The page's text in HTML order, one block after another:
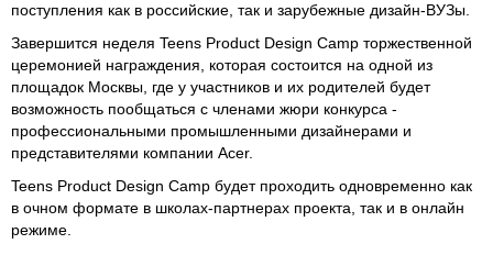
поступления как в российские, так и зарубежные дизайн-ВУЗы.
Завершится неделя Teens Product Design Camp торжественной
церемонией награждения, которая состоится на одной из
площадок Москвы, где у участников и их родителей будет
возможность пообщаться с членами жюри конкурса -
профессиональными промышленными дизайнерами и
представителями компании Acer.
Teens Product Design Camp будет проходить одновременно как
в очном формате в школах-партнерах проекта, так и в онлайн
режиме.